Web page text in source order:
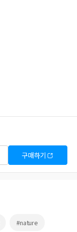
구매하기
#nature